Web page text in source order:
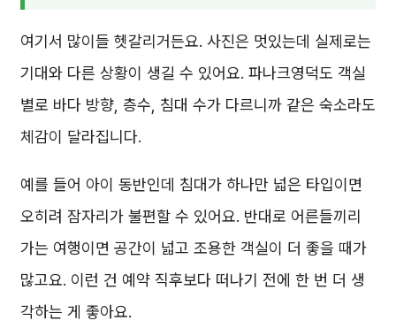
여기서 많이들 헷갈리거든요. 사진은 멋있는데 실제로는
기대와 다른 상황이 생길 수 있어요. 파나크영덕도 객실
별로 바다 방향, 층수, 침대 수가 다르니까 같은 숙소라도
체감이 달라집니다.
예를 들어 아이 동반인데 침대가 하나만 넓은 타입이면
오히려 잠자리가 불편할 수 있어요. 반대로 어른들끼리
가는 여행이면 공간이 넓고 조용한 객실이 더 좋을 때가
많고요. 이런 건 예약 직후보다 떠나기 전에 한 번 더 생
각하는 게 좋아요.